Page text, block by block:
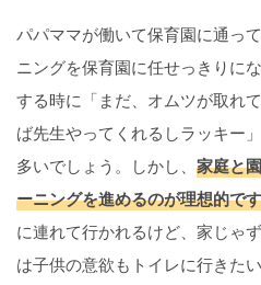
パパママが働いて保育園に通っ
ニングを保育園に任せっきりに
する時に「まだ、オムツが取
ば先生やってくれるしラッキー
多いでしょう。しかし、 家庭と
ーニングを進めるのが理想的です
に連れて行かれるけど、家じゃ
は子供の意欲もトイレに行きた